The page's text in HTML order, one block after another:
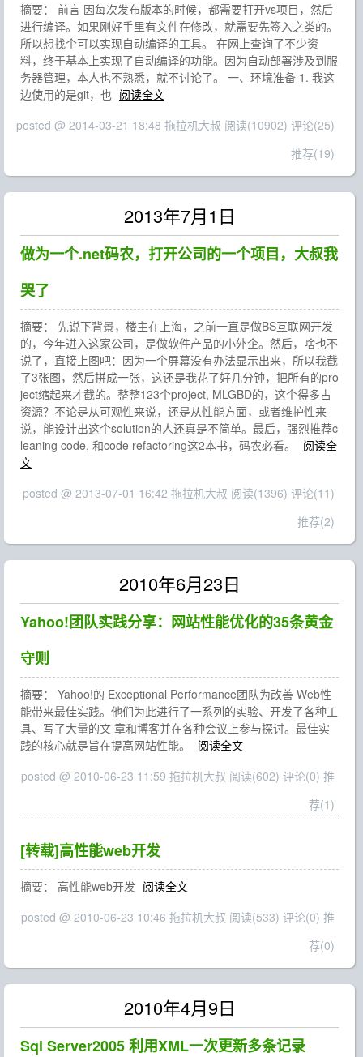
摘要： 前言 因每次发布版本的时候，都需要打开vs项目，然后
进行编译。如果刚好手里有文件在修改，就需要先签入之类的。
所以想找个可以实现自动编译的工具。 在网上查询了不少资
料，终于基本上实现了自动编译的功能。因为自动部署涉及到服
务器管理，本人也不熟悉，就不讨论了。 一、环境准备 1. 我这
边使用的是git，也 阅读全文
posted @ 2014-03-21 18:48 拖拉机大叔 阅读(10902) 评论(25)
推荐(19)
2013年7月1日
做为一个.net码农，打开公司的一个项目，大叔我
哭了
摘要： 先说下背景，楼主在上海，之前一直是做BS互联网开发
的，今年进入这家公司，是做软件产品的小外企。然后，啥也不
说了，直接上图吧：因为一个屏幕没有办法显示出来，所以我截
了3张图，然后拼成一张，这还是我花了好几分钟，把所有的pro
ject缩起来才截的。整整123个project, MLGBD的，这个得多占
资源？不论是从可观性来说，还是从性能方面，或者维护性来
说，能设计出这个solution的人还真是不简单。最后，强烈推荐c
leaning code, 和code refactoring这2本书，码农必看。
阅读全
文
posted @ 2013-07-01 16:42 拖拉机大叔 阅读(1396) 评论(11)
推荐(2)
2010年6月23日
Yahoo!团队实践分享：网站性能优化的35条黄金
守则
摘要： Yahoo!的 Exceptional Performance团队为改善 Web性
能带来最佳实践。他们为此进行了一系列的实验、开发了各种工
具、写了大量的文 章和博客并在各种会议上参与探讨。最佳实
践的核心就是旨在提高网站性能。
阅读全文
posted @ 2010-06-23 11:59 拖拉机大叔 阅读(602) 评论(0) 推
荐(1)
[转载]高性能web开发
摘要： 高性能web开发 阅读全文
posted @ 2010-06-23 10:46 拖拉机大叔 阅读(533) 评论(0) 推
荐(0)
2010年4月9日
Sql Server2005 利用XML一次更新多条记录